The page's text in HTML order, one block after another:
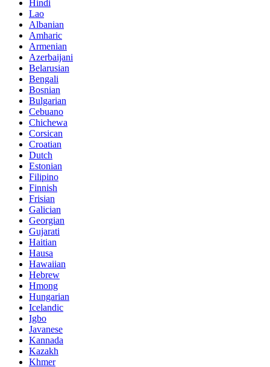
Hindi
Lao
Albanian
Amharic
Armenian
Azerbaijani
Belarusian
Bengali
Bosnian
Bulgarian
Cebuano
Chichewa
Corsican
Croatian
Dutch
Estonian
Filipino
Finnish
Frisian
Galician
Georgian
Gujarati
Haitian
Hausa
Hawaiian
Hebrew
Hmong
Hungarian
Icelandic
Igbo
Javanese
Kannada
Kazakh
Khmer